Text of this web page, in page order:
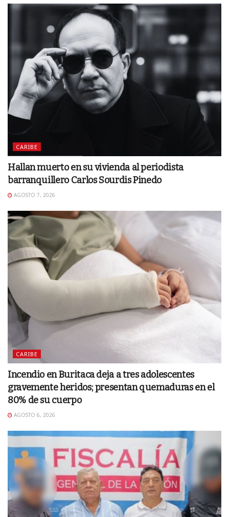
CARIBE
Hallan muerto en su vivienda al periodista
barranquillero Carlos Sourdis Pinedo
AGOSTO 7, 2026
CARIBE
Incendio en Buritaca deja a tres adolescentes
gravemente heridos; presentan quemaduras en el
80% de su cuerpo
AGOSTO 6, 2026